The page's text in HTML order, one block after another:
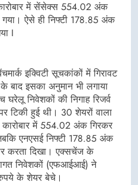
में सेंसेक्स 554.02 अंक
ऐसे ही निफ्टी 178.85 अंक
I
इक्विटी सूचकांकों में गिरावट
बाद इसका अनुमान भी लगाया
निवेशकों की निगाह रिजर्व
टिकी हुई थी। 30 शेयरों वाला
में 554.02 अंक गिरकर
एनएसई निफ्टी 178.85 अंक
करता दिखा। एक्सचेंज के
निवेशकों (एफआईआई) ने
के शेयर बेचे।